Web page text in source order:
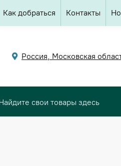
Как добраться Контакты
Россия, Московская